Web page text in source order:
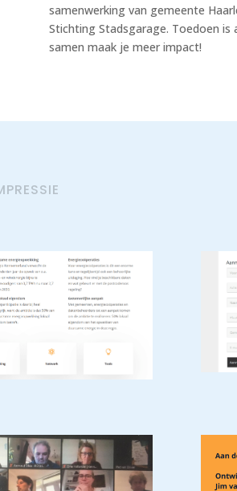
samenwerking van gemeente
Stichting Stadsgarage. Toedoen
samen maak je meer impact!